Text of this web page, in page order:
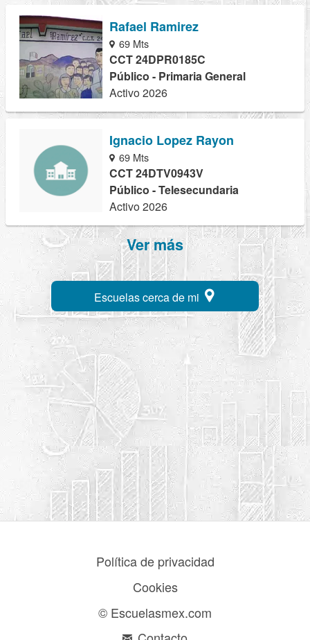
Rafael Ramirez
69 Mts
CCT 24DPR0185C
Público - Primaria General
Activo 2026
Ignacio Lopez Rayon
69 Mts
CCT 24DTV0943V
Público - Telesecundaria
Activo 2026
Ver más
Escuelas cerca de mi
Política de privacidad
Cookies
© Escuelasmex.com